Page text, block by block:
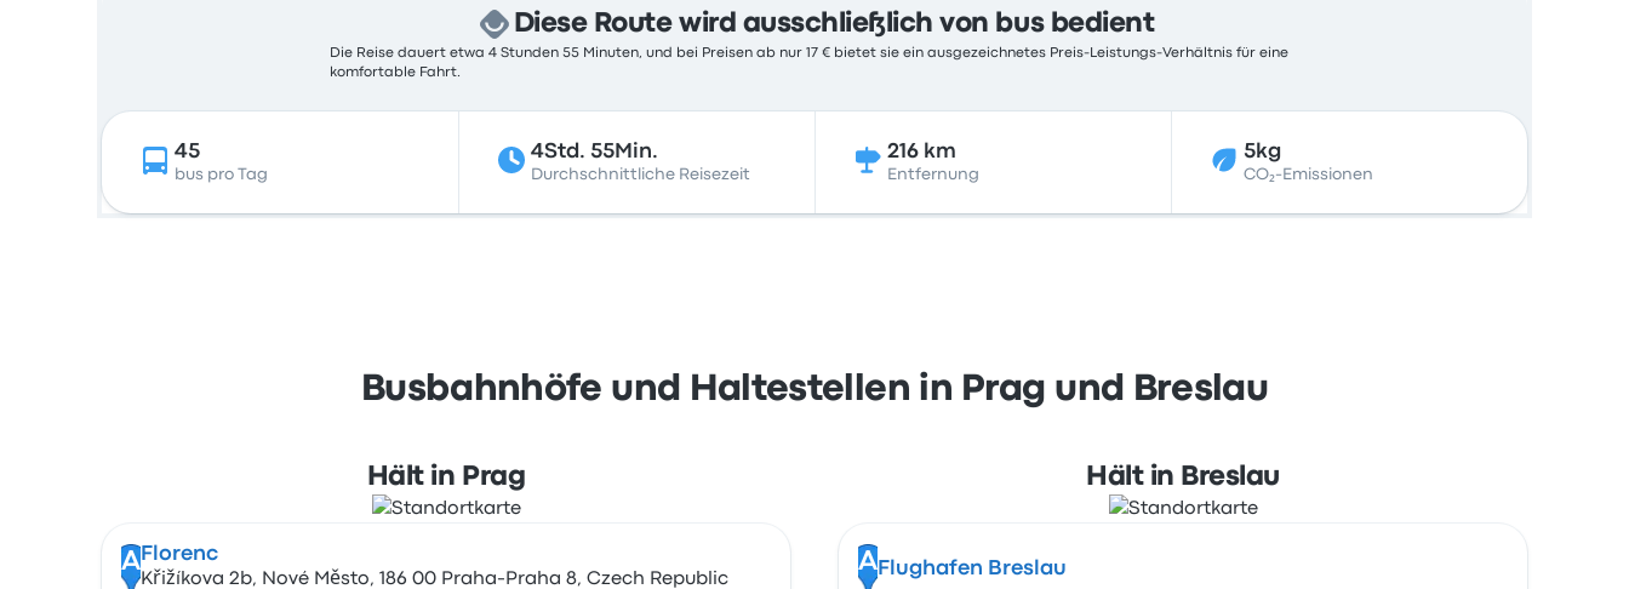
Diese Route wird ausschließlich von bus bedient
Die Reise dauert etwa 4 Stunden 55 Minuten, und bei Preisen ab nur 17 € bietet sie ein ausgezeichnetes Preis-Leistungs-Verhältnis für eine
komfortable Fahrt.
45
bus pro Tag
4Std. 55Min.
Durchschnittliche Reisezeit
216 km
Entfernung
5kg
CO₂-Emissionen
Busbahnhöfe und Haltestellen in Prag und Breslau
Hält in Prag
A Florenc
Křižíkova 2b, Nové Město, 186 00 Praha-Praha 8, Czech Republic
Hält in Breslau
AFlughafen Breslau